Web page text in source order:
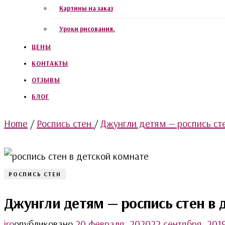
Картины на заказ
Уроки рисования.
ЦЕНЫ
КОНТАКТЫ
ОТЗЫВЫ
БЛОГ
Home / Роспись стен / Джунгли детям — роспись
РОСПИСЬ СТЕН
Джунгли детям — роспись стен в